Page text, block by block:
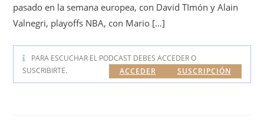
pasado en la semana europea, con David TImón y Alain
Valnegri, playoffs NBA, con Mario […]
PARA ESCUCHAR EL PODCAST DEBES ACCEDER O
SUSCRIBIRTE.
SUSCRIPCIÓN
ACCEDER